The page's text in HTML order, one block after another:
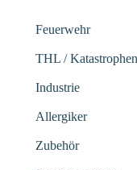
Feuerwehr
THL /
Industrie
Allergiker
Zubehör